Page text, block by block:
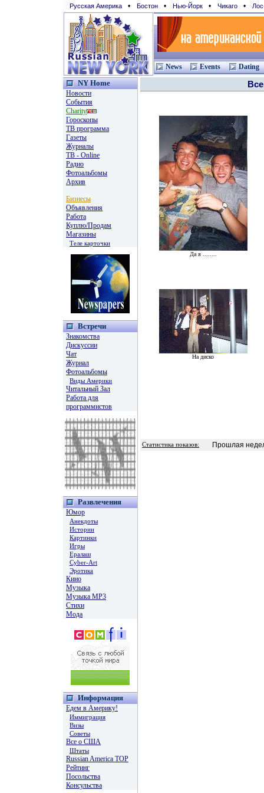
Русская Америка • Бостон • Нью-Йорк • Чикаго •
News Events Dating
NY Home
Новости
События
Charity
Гороскопы
TВ программа
Газеты
Журналы
ТВ - Online
Радио
Фотоальбомы
Архив
Бизнесы
Объявления
Работа
Куплю/Продам
Магазины
Теле карточки
Встречи
Знакомства
Дискуссии
Чат
Журнал
Фотоальбомы
Виды Америки
Читальный Зал
Работа для
программистов
Развлечения
Юмор
Анекдоты
Истории
Картинки
Игры
Ералаш
Cyber-Art
Эротика
Кино
Музыка
Музыка MP3
Стихи
Мода
Информация
Едем в Америку!
Иммиграция
Визы
Советы
Все о США
Штаты
Russian America TOP
Рейтинг
Посольства
Консульства
Да я ........
На диско
Статистика показов: Прошлая